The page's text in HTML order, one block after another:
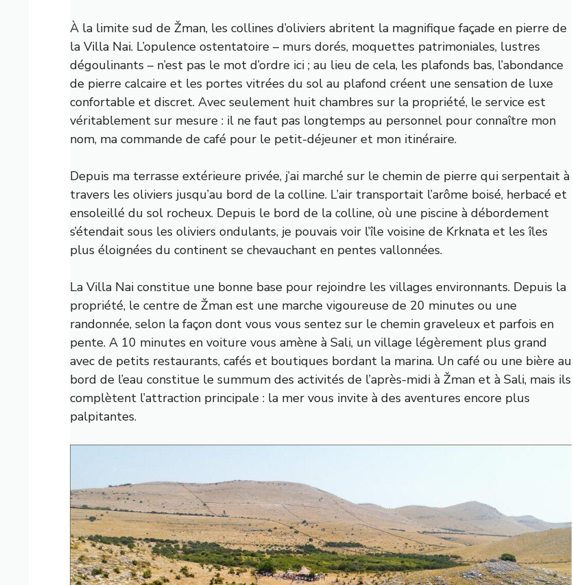
À la limite sud de Žman, les collines d’oliviers abritent la magnifique façade en pierre de
la Villa Nai. L’opulence ostentatoire – murs dorés, moquettes patrimoniales, lustres
dégoulinants – n’est pas le mot d’ordre ici ; au lieu de cela, les plafonds bas, l’abondance
de pierre calcaire et les portes vitrées du sol au plafond créent une sensation de luxe
confortable et discret. Avec seulement huit chambres sur la propriété, le service est
véritablement sur mesure : il ne faut pas longtemps au personnel pour connaître mon
nom, ma commande de café pour le petit-déjeuner et mon itinéraire.
Depuis ma terrasse extérieure privée, j’ai marché sur le chemin de pierre qui serpentait à
travers les oliviers jusqu’au bord de la colline. L’air transportait l’arôme boisé, herbacé et
ensoleillé du sol rocheux. Depuis le bord de la colline, où une piscine à débordement
s’étendait sous les oliviers ondulants, je pouvais voir l’île voisine de Krknata et les îles
plus éloignées du continent se chevauchant en pentes vallonnées.
La Villa Nai constitue une bonne base pour rejoindre les villages environnants. Depuis la
propriété, le centre de Žman est une marche vigoureuse de 20 minutes ou une
randonnée, selon la façon dont vous vous sentez sur le chemin graveleux et parfois en
pente. A 10 minutes en voiture vous amène à Sali, un village légèrement plus grand
avec de petits restaurants, cafés et boutiques bordant la marina. Un café ou une bière au
bord de l’eau constitue le summum des activités de l’après-midi à Žman et à Sali, mais ils
complètent l’attraction principale : la mer vous invite à des aventures encore plus
palpitantes.